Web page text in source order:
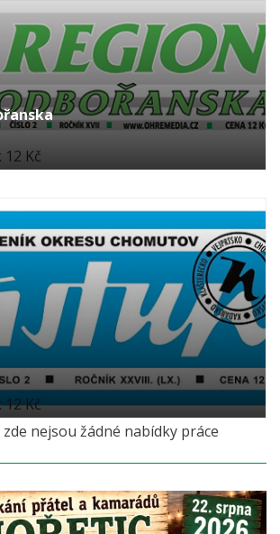
12 Kč
Kč
nejsou žádné nabídky práce